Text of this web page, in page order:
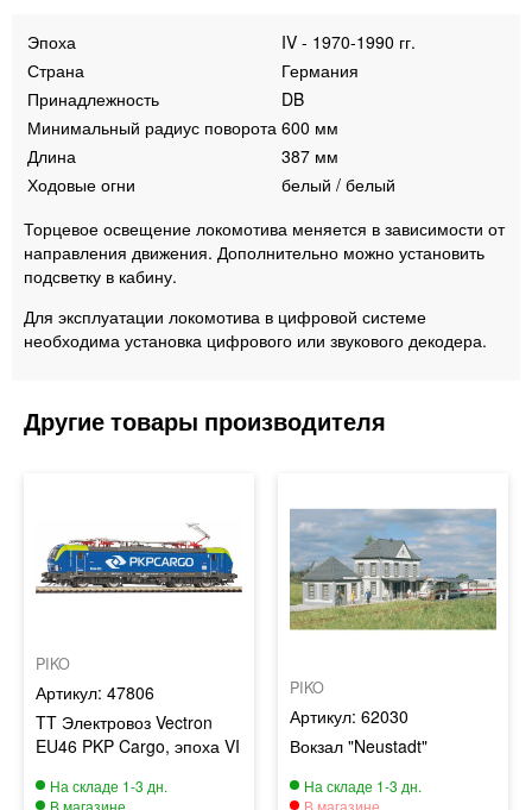
Эпоха
IV - 1970-1990 гг.
Страна
Германия
Принадлежность
DB
Минимальный радиус поворота 600 мм
Длина
387 мм
Ходовые огни
белый / белый
Торцевое освещение локомотива меняется в зависимости от
направления движения. Дополнительно можно установить
подсветку в кабину.
Для эксплуатации локомотива в цифровой системе
необходима установка цифрового или звукового декодера.
PIKO
47806
TT Электровоз Vectron
EU46 PKP Cargo, эпоха VI
PIKO
62030
Вокзал "Neustadt"